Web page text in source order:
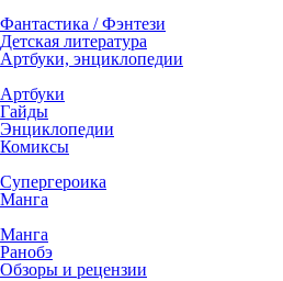
Фантастика / Фэнтези
Детская литература
Артбуки, энциклопедии
Артбуки
Гайды
Энциклопедии
Комиксы
Супергероика
Манга
Манга
Ранобэ
Обзоры и рецензии